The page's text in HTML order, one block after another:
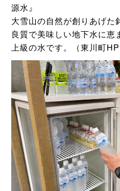
源水』
大雪山の自然が創りあげた
良質で美味しい地下水に恵
上級の水です。（東川町HP